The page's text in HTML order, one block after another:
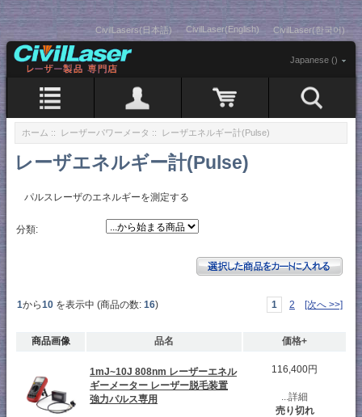
CivilLasers(日本語) CivilLaser(English) CivilLaser(한국어)
Japanese ()
ホーム :: レーザーパワーメータ :: レーザエネルギー計(Pulse)
レーザエネルギー計(Pulse)
パルスレーザのエネルギーを測定する
分類:
1から10 を表示中 (商品の数: 16) 1 2 [次へ >>]
商品画像 品名 価格+
1mJ~10J 808nm レーザーエネル
ギーメーター レーザー脱毛装置
強力パルス専用
116,400円
...詳細
売り切れ